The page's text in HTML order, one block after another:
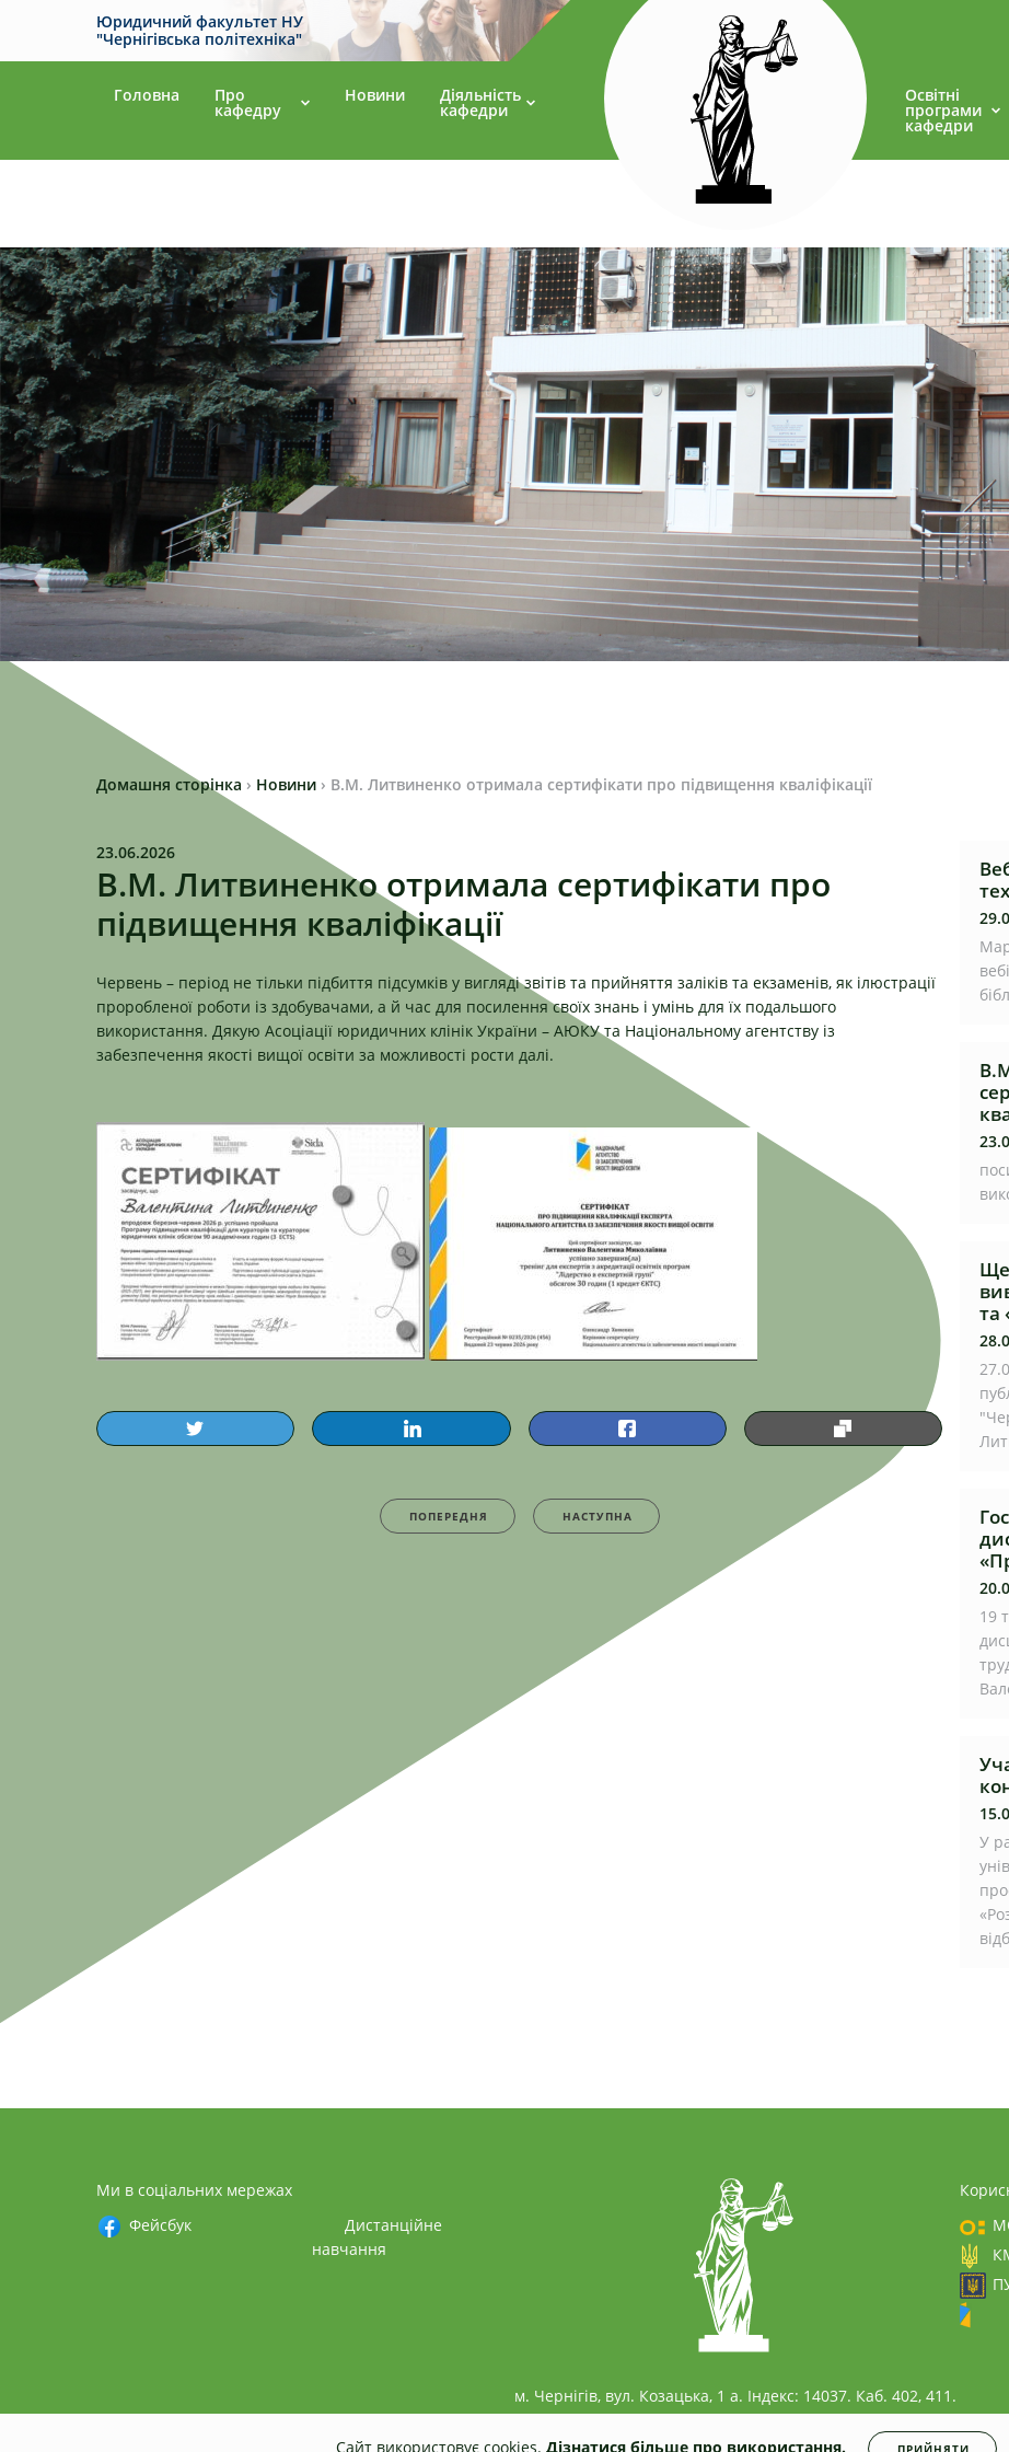
Юридичний факультет НУ
"Чернігівська політехніка"
Головна Про
кафедру
Новини Діяльність
кафедри
Освітні
програми
кафедри
Домашня сторінка › Новини › В.М. Литвиненко отримала сертифікати про підвищення кваліфікації
23.06.2026
В.М. Литвиненко отримала сертифікати про
підвищення кваліфікації
Червень – період не тільки підбиття підсумків у вигляді звітів та прийняття заліків та екзаменів, як ілюстрації
проробленої роботи із здобувачами, а й час для посилення своїх знань і умінь для їх подальшого
використання. Дякую Асоціації юридичних клінік України – АЮКУта Національному агентству із
забезпечення якості вищої освіти за можливості рости далі.
ПОПЕРЕДНЯ НАСТУПНА
Ще
та
19
У
Ми в соціальних мережах
Фейсбук
Дистанційне
навчання
м. Чернігів, вул. Козацька, 1 а. Індекс: 14037. Каб. 402, 411.
Сайт використовує cookies. Дізнатися більше про використання. ПРИЙНЯТИ